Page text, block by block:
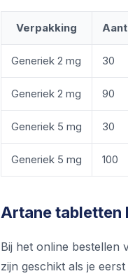
Verpakking
Generiek 2 mg 30
Generiek 2 mg 90
Generiek 5 mg 30
Generiek 5 mg 100
Artane tabletten
Bij het online bestellen
zijn geschikt als je